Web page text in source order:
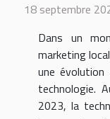
18 septembre
Dans un
marketing
une
technologie.
2023, la